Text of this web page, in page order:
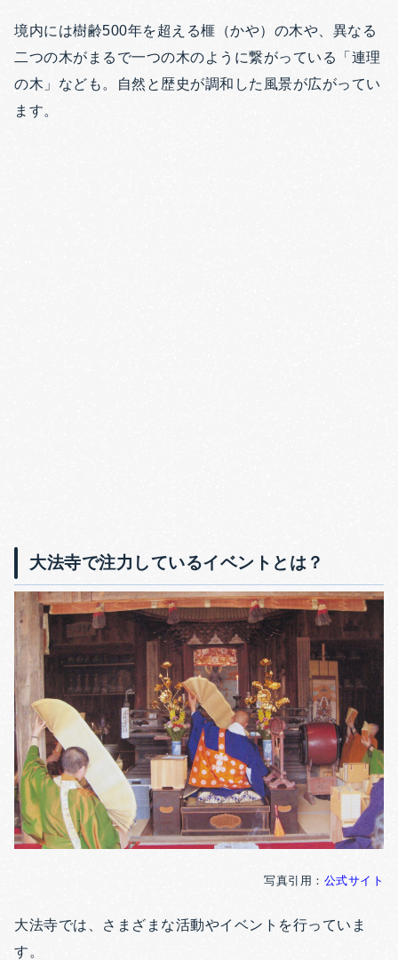
境内には樹齢500年を超える榧（かや）の木や、異なる
二つの木がまるで一つの木のように繋がっている「連理
の木」なども。自然と歴史が調和した風景が広がってい
ます。
大法寺で注力しているイベントとは？
写真引用： 公式サイト
大法寺では、さまざまな活動やイベントを行っていま
す。